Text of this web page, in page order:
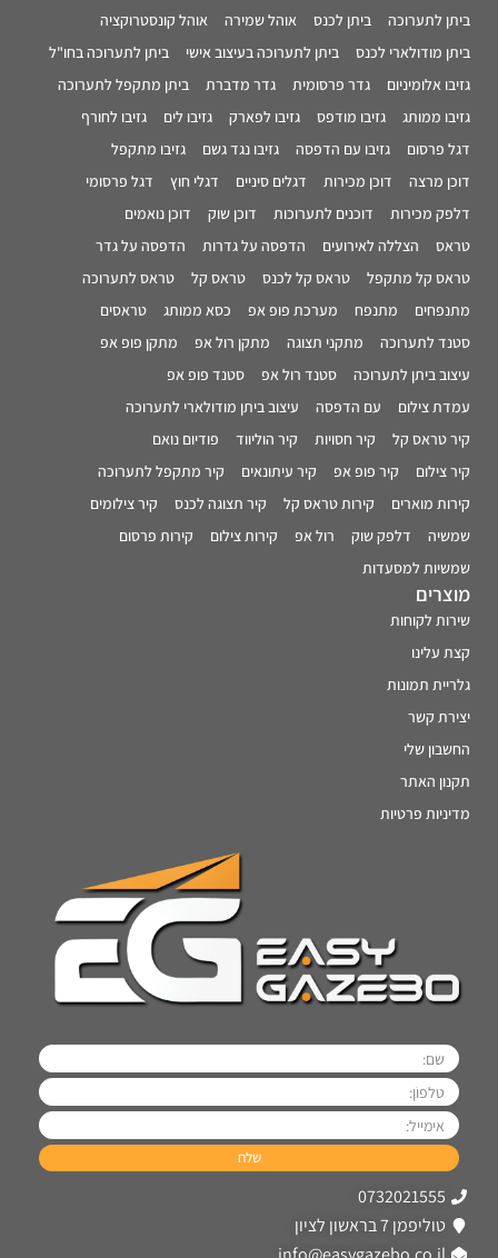
אוהל קונסטרוקציה
אוהל שמירה ביתן לכנס
ביתן לתערוכה
ביתן לתערוכה בחו"ל
ביתן לתערוכה בעיצוב אישי
ביתן מודולארי לכנס
ביתן מתקפל לתערוכה
גדר מדברת גדר פרסומית
גזיבו אלומיניום
גזיבו לחורף
גזיבו לים גזיבו לפארק גזיבו מודפס
גזיבו ממותג
גזיבו מתקפל
גזיבו נגד גשם גזיבו עם הדפסה
דגל פרסום
דגל פרסומי
דגלי חוץ דגלים סיניים דוכן מכירות
דוכן מרצה
דוכן נואמים
דוכן שוק דוכנים לתערוכות
דלפק מכירות
הדפסה על גדר
הדפסה על גדרות הצללה לאירועים
טראס
טראס לתערוכה
טראס קל טראס קל לכנס
טראס קל מתקפל
טראסים
כסא ממותג מערכת פופ אפ מתנפח
מתנפחים
מתקן פופ אפ
מתקן רול אפ מתקני תצוגה
סטנד לתערוכה
סטנד פופ אפ
סטנד רול אפ
עיצוב ביתן לתערוכה
עיצוב ביתן מודולארי לתערוכה
עם הדפסה
עמדת צילום
פודיום נואם
קיר הוליווד קיר חסויות
קיר טראס קל
קיר מתקפל לתערוכה
קיר עיתונאים קיר פופ אפ
קיר צילום
קיר צילומים
קיר תצוגה לכנס קירות טראס קל
קירות מוארים
קירות פרסום
קירות צילום רול אפ דלפק שוק
שמשיה
שמשיות למסעדות
מוצרים
שירות לקוחות
קצת עלינו
גלריית תמונות
יצירת קשר
החשבון שלי
תקנון האתר
מדיניות פרטיות
0732021555
טוליפמן 7 בראשון לציון